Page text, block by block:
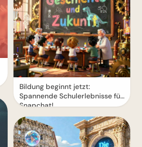
Bildung beginnt jetzt:
Spannende Schulerlebnisse für
Snapchat!